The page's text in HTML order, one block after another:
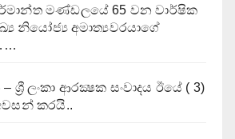
මණ්ඩලයේ 65 වන වාර්ෂික
නියෝජ්‍ය අමාත්‍යවරයාගේ
ශ්‍රී ලංකා ආරක්‍ෂක සංවාදය ඊයේ ( 3)
කරයි..